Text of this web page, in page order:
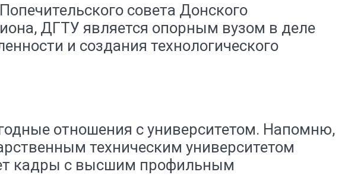
совета Донского
ДГТУ является опорным вузом в деле
и создания технологического
отношения с университетом. Напомню,
техническим университетом
кадры с высшим профильным